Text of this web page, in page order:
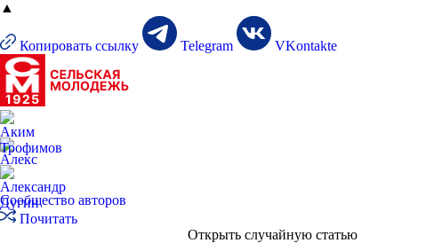
▲
Копировать ссылку Telegram VKontakte
Сообщество авторов
Почитать
Открыть случайную статью